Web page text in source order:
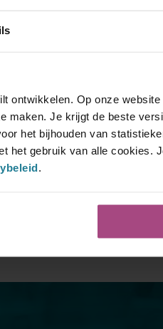
ontwikkelen. Op onze
maken. Je krijgt de beste
het bijhouden van
het gebruik van alle cookies.
.
uit.